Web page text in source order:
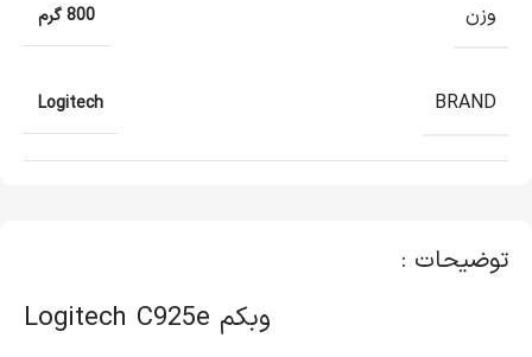
توضیحات :
وبکم Logitech C925e
وزن 800 گرم
BRAND
Logitech